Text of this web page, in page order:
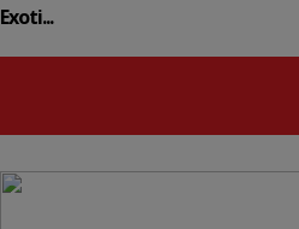
Exoti...